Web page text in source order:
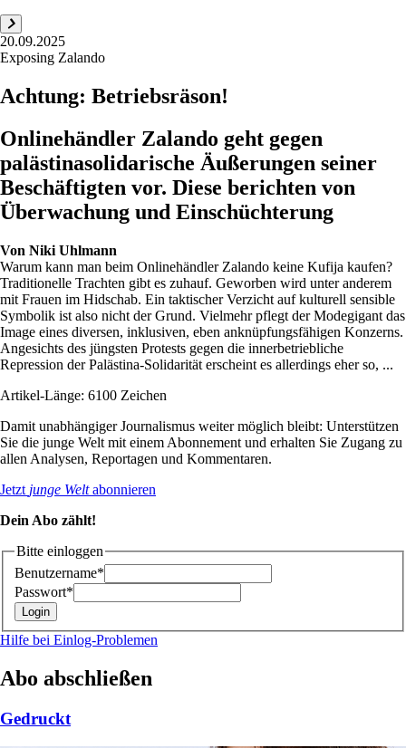
20.09.2025
Exposing Zalando
Achtung: Betriebsräson!
Onlinehändler Zalando geht gegen
palästinasolidarische Äußerungen seiner
Beschäftigten vor. Diese berichten von
Überwachung und Einschüchterung
Von Niki Uhlmann
Warum kann man beim Onlinehändler Zalando keine Kufija kaufen?
Traditionelle Trachten gibt es zuhauf. Geworben wird unter anderem
mit Frauen im Hidschab. Ein taktischer Verzicht auf kulturell sensible
Symbolik ist also nicht der Grund. Vielmehr pflegt der Modegigant das
Image eines diversen, inklusiven, eben anknüpfungsfähigen Konzerns.
Angesichts des jüngsten Protests gegen die innerbetriebliche
Repression der Palästina-Solidarität erscheint es allerdings eher so, ...
Artikel-Länge: 6100 Zeichen
Damit unabhängiger Journalismus weiter möglich bleibt: Unterstützen
Sie die junge Welt mit einem Abonnement und erhalten Sie Zugang zu
allen Analysen, Reportagen und Kommentaren.
Jetzt junge Weltabonnieren
Dein Abo zählt!
Bitte einloggen
Benutzername*
Passwort*
Hilfe bei Einlog-Problemen
Abo abschließen
Gedruckt